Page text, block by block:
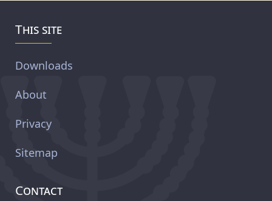
This site
Downloads
About
Privacy
Sitemap
Contact